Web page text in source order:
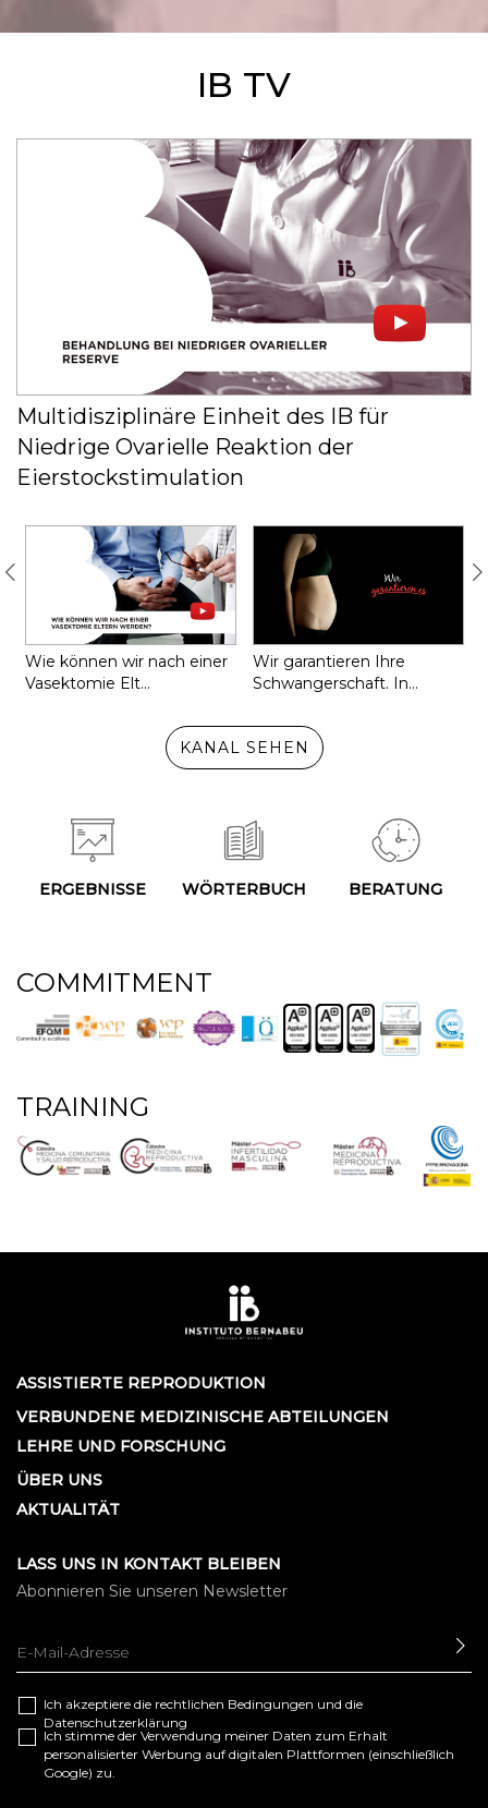
IB TV
Multidisziplinäre Einheit des IB für
Niedrige Ovarielle Reaktion der
Eierstockstimulation
Wie können wir nach einer
Vasektomie Elt…
Wir garantieren Ihre
Schwangerschaft. In…
KANAL SEHEN
ERGEBNISSE WÖRTERBUCH BERATUNG
COMMITMENT
TRAINING
ASSISTIERTE REPRODUKTION
VERBUNDENE MEDIZINISCHE ABTEILUNGEN
LEHRE UND FORSCHUNG
ÜBER UNS
AKTUALITÄT
LASS UNS IN KONTAKT BLEIBEN
Abonnieren Sie unseren Newsletter
Ich akzeptiere die rechtlichen Bedingungen und die
Datenschutzerklärung
Ich stimme der Verwendung meiner Daten zum Erhalt
personalisierter Werbung auf digitalen Plattformen (einschließlich
Google) zu.